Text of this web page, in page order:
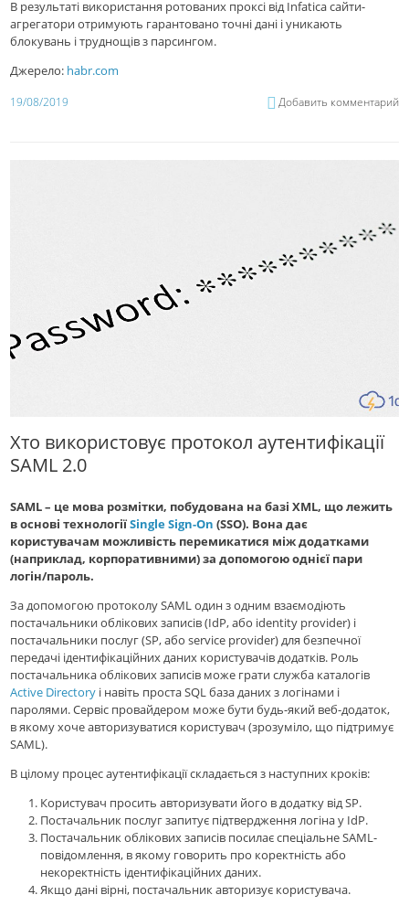
В результаті використання ротованих проксі від Infatica сайти-
агрегатори отримують гарантовано точні дані і уникають
блокувань і труднощів з парсингом.
Джерело: habr.com
19/08/2019 Добавить комментарий
Хто використовує протокол аутентифікації
SAML 2.0
SAML – це мова розмітки, побудована на базі XML, що лежить
в основі технологіїSingle Sign-On (SSO). Вона дає
користувачам можливість перемикатися між додатками
(наприклад, корпоративними) за допомогою однієї пари
логін/пароль.
За допомогою протоколу SAML один з одним взаємодіють
постачальники облікових записів (IdP, або identity provider) і
постачальники послуг (SP, або service provider) для безпечної
передачі ідентифікаційних даних користувачів додатків. Роль
постачальника облікових записів може грати служба каталогів
Active Directory і навіть проста SQL база даних з логінами і
паролями. Сервіс провайдером може бути будь-який веб-додаток,
в якому хоче авторизуватися користувач (зрозуміло, що підтримує
SAML).
В цілому процес аутентифікації складається з наступних кроків:
Користувач просить авторизувати його в додатку від SP.
Постачальник послуг запитує підтвердження логіна у IdP.
Постачальник облікових записів посилає спеціальне SAML-
повідомлення, в якому говорить про коректність або
некоректність ідентифікаційних даних.
Якщо дані вірні, постачальник авторизує користувача.